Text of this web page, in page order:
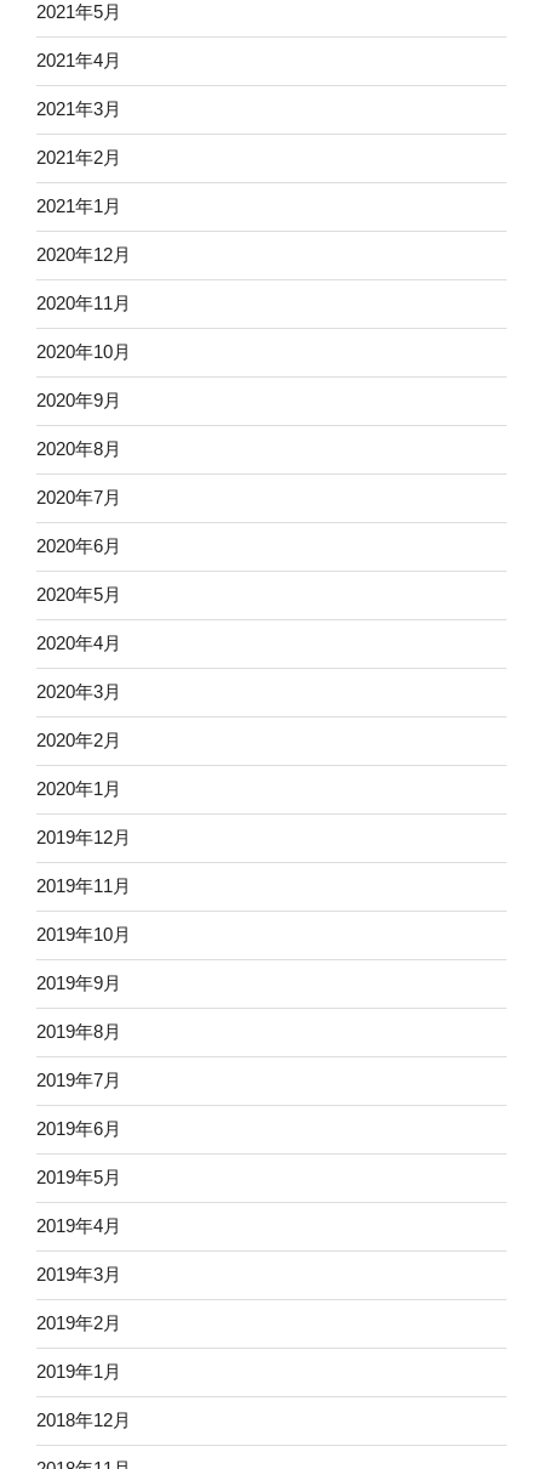
2021年5月
2021年4月
2021年3月
2021年2月
2021年1月
2020年12月
2020年11月
2020年10月
2020年9月
2020年8月
2020年7月
2020年6月
2020年5月
2020年4月
2020年3月
2020年2月
2020年1月
2019年12月
2019年11月
2019年10月
2019年9月
2019年8月
2019年7月
2019年6月
2019年5月
2019年4月
2019年3月
2019年2月
2019年1月
2018年12月